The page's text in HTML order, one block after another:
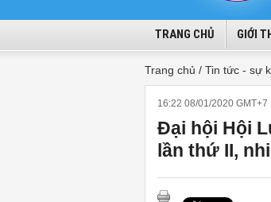
TRANG CHỦ GIỚI
Trang chủ / Tin tức - sự
16:22 08/01/2020 GMT+7
Đại hội Hội
lần thứ II,